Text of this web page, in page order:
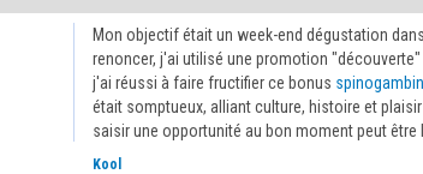
Mon objectif était un week-end dégustation
renoncer, j'ai utilisé une promotion
j'ai réussi à faire fructifier ce bonus
était somptueux, alliant culture, histoire et
saisir une opportunité au bon moment peut
Kool